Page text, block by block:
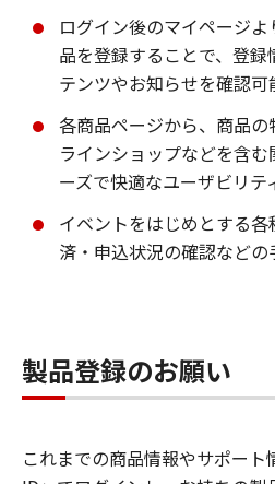
ログイン後のマイページ
品を登録することで、登
テンツやお知らせを確認可
各商品ページから、商品
ラインショップなどを含
ーズで快適なユーザビリテ
イベントをはじめとする
済・申込状況の確認など
製品登録のお願い
これまでの商品情報やサポー